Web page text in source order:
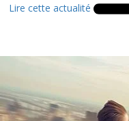
Lire cette actualité